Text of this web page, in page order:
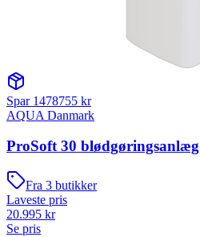
Spar 1478755 kr
AQUA Danmark
ProSoft 30 blødgøringsanlæg
Fra 3 butikker
Laveste pris
20.995 kr
Se pris